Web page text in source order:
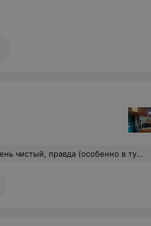
растает. Ещё напрягают толпы шумных подростков. Видимо, сидят из-за бесплатного интернета. Скажем так: если нужно быстро перекусить - то норм, если посидеть-отдохнуть - лучше раскошелиться на ресторан подороже.